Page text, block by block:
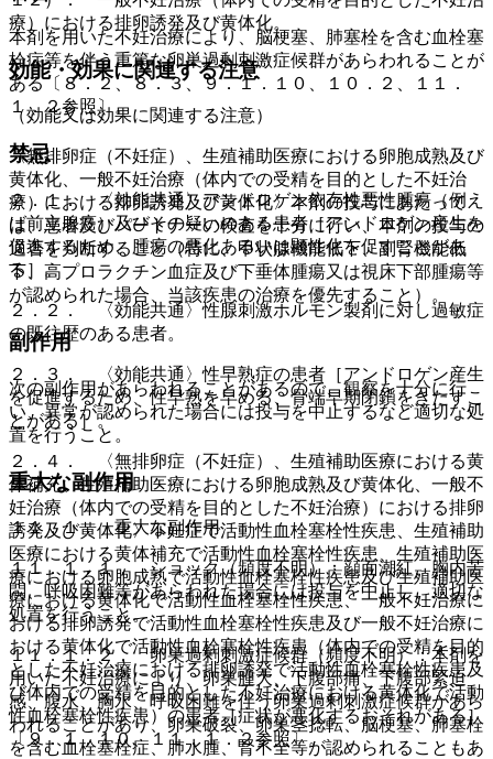
本剤を用いた不妊治療により、脳梗塞、肺塞栓を含む血栓塞
栓症等を伴う重篤な卵巣過剰刺激症候群があらわれることが
ある〔８．２、８．３、９．１．１０、１０．２、１１．
１．２参照〕。
禁忌
２．１． 〈効能共通〉アンドロゲン依存性悪性腫瘍（例え
ば前立腺癌）及びその疑いのある患者［アンドロゲン産生を
促進するため、腫瘍の悪化あるいは顕性化を促すことがあ
る］。
２．２． 〈効能共通〉性腺刺激ホルモン製剤に対し過敏症
の既往歴のある患者。
２．３． 〈効能共通〉性早熟症の患者［アンドロゲン産生
を促進するため、性早熟を早める、骨端早期閉鎖をきたすこ
とがある］。
２．４． 〈無排卵症（不妊症）、生殖補助医療における黄
体補充、生殖補助医療における卵胞成熟及び黄体化、一般不
妊治療（体内での受精を目的とした不妊治療）における排卵
誘発及び黄体化〉不妊症で活動性血栓塞栓性疾患、生殖補助
医療における黄体補充で活動性血栓塞栓性疾患、生殖補助医
療における卵胞成熟で活動性血栓塞栓性疾患及び生殖補助医
療における黄体化で活動性血栓塞栓性疾患、一般不妊治療に
おける排卵誘発で活動性血栓塞栓性疾患及び一般不妊治療に
おける黄体化で活動性血栓塞栓性疾患（体内での受精を目的
とした不妊治療における排卵誘発で活動性血栓塞栓性疾患及
び体内での受精を目的とした不妊治療における黄体化で活動
性血栓塞栓性疾患）の患者［症状が悪化するおそれがある］
〔９．１．１０、１１．１．２参照〕。
療）における排卵誘発及び黄体化。
効能・効果に関連する注意
（効能又は効果に関連する注意）
〈無排卵症（不妊症）、生殖補助医療における卵胞成熟及び
黄体化、一般不妊治療（体内での受精を目的とした不妊治
療）における排卵誘発及び黄体化〉本剤の投与にあたって
は、患者及びパートナーの検査を十分に行い、本剤の投与の
適否を判断すること（特に、甲状腺機能低下、副腎機能低
下、高プロラクチン血症及び下垂体腫瘍又は視床下部腫瘍等
が認められた場合、当該疾患の治療を優先すること）。
副作用
次の副作用があらわれることがあるので、観察を十分に行
い、異常が認められた場合には投与を中止するなど適切な処
置を行うこと。
重大な副作用
１１．１． 重大な副作用
１１．１．１． ショック（頻度不明）：顔面潮紅、胸内苦
悶、呼吸困難等があらわれた場合には投与を中止し、適切な
処置を行うこと。
１１．１．２． 卵巣過剰刺激症候群（頻度不明）：本剤を
用いた不妊治療により、卵巣腫大、下腹部痛、下腹部緊迫
感、腹水、胸水、呼吸困難を伴う卵巣過剰刺激症候群があら
われることがあり、卵巣破裂、卵巣茎捻転、脳梗塞、肺塞栓
を含む血栓塞栓症、肺水腫、腎不全等が認められることもあ